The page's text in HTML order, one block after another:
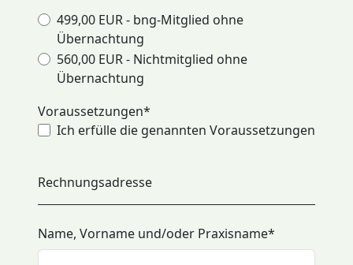
499,00 EUR - bng-Mitglied ohne
Übernachtung
560,00 EUR - Nichtmitglied ohne
Übernachtung
Voraussetzungen*
Ich erfülle die genannten Voraussetzungen
Rechnungsadresse
Name, Vorname und/oder Praxisname*